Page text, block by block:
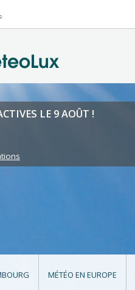
LE 9 AOÛT !
MÉTÉO EN EUROPE